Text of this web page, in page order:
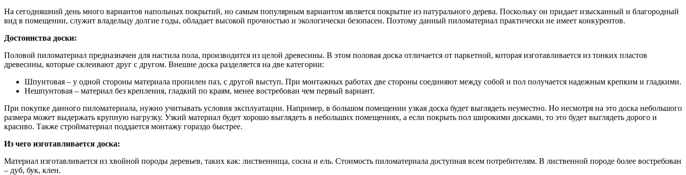
На сегодняшний день много вариантов напольных покрытий, но самым популярным вариантом является покрытие из натурального дерева. Поскольку он придает изысканный и благородный
вид в помещении, служит владельцу долгие годы, обладает высокой прочностью и экологически безопасен. Поэтому данный пиломатериал практически не имеет конкурентов.
Достоинства доски:
Половой пиломатериал предназначен для настила пола, производится из целой древесины. В этом половая доска отличается от паркетной, которая изготавливается из тонких пластов
древесины, которые склеивают друг с другом. Внешне доска разделяется на две категории:
Шпунтовая – у одной стороны материала пропилен паз, с другой выступ. При монтажных работах две стороны соединяют между собой и пол получается надежным крепким и гладкими.
Нешпунтовая – материал без крепления, гладкий по краям, менее востребован чем первый вариант.
При покупке данного пиломатериала, нужно учитывать условия эксплуатации. Например, в большом помещении узкая доска будет выглядеть неуместно. Но несмотря на это доска небольшого
размера может выдержать крупную нагрузку. Узкий материал будет хорошо выглядеть в небольших помещениях, а если покрыть пол широкими досками, то это будет выглядеть дорого и
красиво. Также стройматериал поддается монтажу гораздо быстрее.
Из чего изготавливается доска:
Материал изготавливается из хвойной породы деревьев, таких как: лиственница, сосна и ель. Стоимость пиломатериала доступная всем потребителям. В лиственной породе более востребован
– дуб, бук, клен.